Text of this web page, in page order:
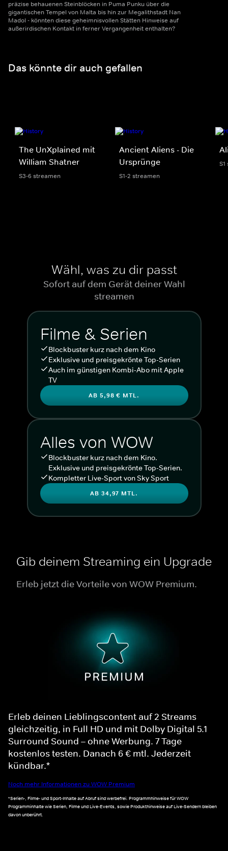
präzise behauenen Steinblöcken in Puma Punku über die
gigantischen Tempel von Malta bis hin zur Megalithstadt Nan
Madol - könnten diese geheimnisvollen Stätten Hinweise auf
außerirdischen Kontakt in ferner Vergangenheit enthalten?
Das könnte dir auch gefallen
The UnXplained mit
William Shatner
S3-6 streamen
Ancient Aliens - Die
Ursprünge
S1-2 streamen
Wähl, was zu dir passt
Sofort auf dem Gerät deiner Wahl
streamen
Filme & Serien
Blockbuster kurz nach dem Kino
Exklusive und preisgekrönte Top-Serien
Auch im günstigen Kombi-Abo mit Apple
TV
AB 5,98 € MTL.
Alles von WOW
Blockbuster kurz nach dem Kino.
Exklusive und preisgekrönte Top-Serien.
Kompletter Live-Sport von Sky Sport
AB 34,97 MTL.
Gib deinem Streaming ein Upgrade
Erleb jetzt die Vorteile von WOW Premium.
Erleb deinen Lieblingscontent auf 2 Streams
gleichzeitig, in Full HD und mit Dolby Digital 5.1
Surround Sound – ohne Werbung. 7 Tage
kostenlos testen. Danach 6 € mtl. Jederzeit
kündbar.*
Noch mehr Informationen zu WOW Premium
*Serien-, Filme- und Sport-Inhalte auf Abruf sind werbefrei. Programmhinweise für WOW
Programminhalte wie Serien, Filme und Live-Events, sowie Produkthinweise auf Live-Sendern bleiben
davon unberührt.